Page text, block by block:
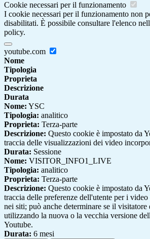
Cookie necessari per il funzionamento
I cookie necessari per il funzionamento non
disabilitati. È possibile consultare l'elenco
policy.
youtube.com
Nome
Tipologia
Proprieta
Descrizione
Durata
Nome: YSC
Tipologia: analitico
Proprieta: Terza-parte
Descrizione: Questo cookie è impostato da
traccia delle visualizzazioni dei video
Durata: Sessione
Nome: VISITOR_INFO1_LIVE
Tipologia: analitico
Proprieta: Terza-parte
Descrizione: Questo cookie è impostato da
traccia delle preferenze dell'utente per i
nei siti; può anche determinare se il visitatore
utilizzando la nuova o la vecchia versione
Youtube.
Durata: 6 mesi